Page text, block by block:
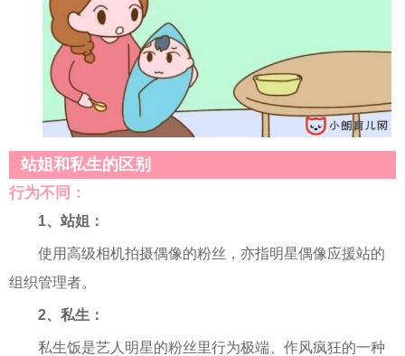
站姐和私生的区别
行为不同：
1、站姐：
使用高级相机拍摄偶像的粉丝，亦指明星偶像应援站的
组织管理者。
2、私生：
私生饭是艺人明星的粉丝里行为极端、作风疯狂的一种